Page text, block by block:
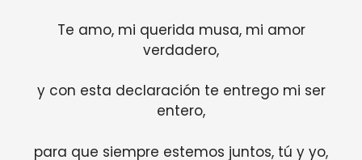
Te amo, mi querida musa, mi amor
verdadero,
y con esta declaración te entrego mi ser
entero,
para que siempre estemos juntos, tú y yo,